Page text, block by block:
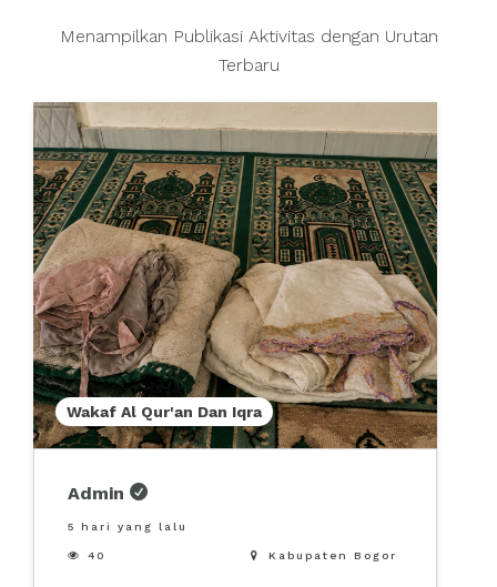
Menampilkan Publikasi Aktivitas dengan Urutan
Terbaru
Wakaf Al Qur'an Dan Iqra
Admin
5 hari yang lalu
 40  Kabupaten Bogor